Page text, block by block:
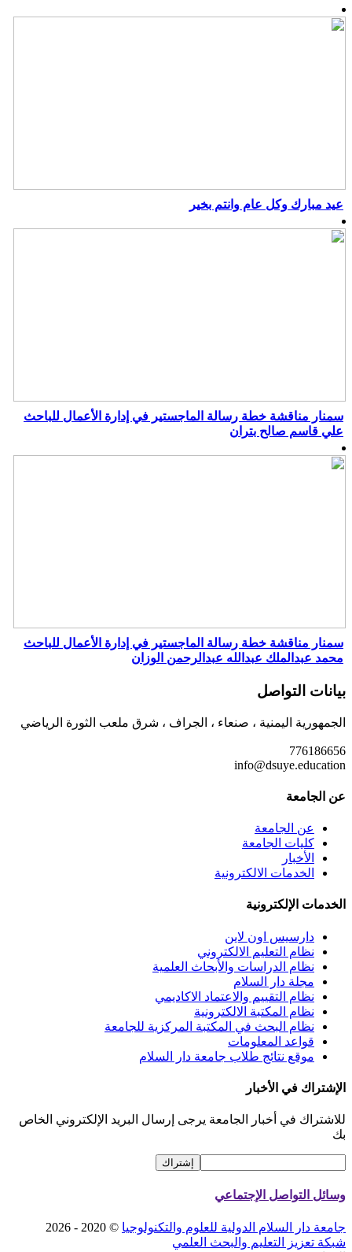
عيد مبارك وكل عام وانتم بخير
سمنار مناقشة خطة رسالة الماجستير في إدارة الأعمال للباحث
علي قاسم صالح بتران
سمنار مناقشة خطة رسالة الماجستير في إدارة الأعمال للباحث
محمد عبدالملك عبدالله عبدالرحمن الوزان
بيانات التواصل
الجمهورية اليمنية ، صنعاء ، الجراف ، شرق ملعب الثورة الرياضي
776186656
info@dsuye.education
عن الجامعة
عن الجامعة
كليات الجامعة
الأخبار
الخدمات الالكترونية
الخدمات الإلكترونية
دارسيس اون لاين
نظام التعليم الالكتروني
نظام الدراسات والأبحاث العلمية
مجلة دار السلام
نظام التقييم والاعتماد الاكاديمي
نظام المكتبة الالكترونية
نظام البحث في المكتبة المركزية للجامعة
قواعد المعلومات
موقع نتائج طلاب جامعة دار السلام
الإشتراك في الأخبار
للاشتراك في أخبار الجامعة يرجى إرسال البريد الإلكتروني الخاص
بك
وسائل التواصل الإجتماعي
جامعة دار السلام الدولية للعلوم والتكنولوجيا © 2020 - 2026
شبكة تعزيز التعليم والبحث العلمي